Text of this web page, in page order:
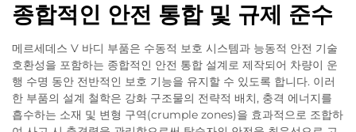
종합적인 안전 통합 및 규제 준수
메르세데스 V 바디 부품은 수동적 보호 시스템과 능동적 안전 기술
호환성을 포함하는 종합적인 안전 통합 설계로 제작되어 차량이 운
행 수명 동안 전반적인 보호 기능을 유지할 수 있도록 합니다. 이러
한 부품의 설계 철학은 강화 구조물의 전략적 배치, 충격 에너지를
흡수하는 소재 및 변형 구역(crumple zones)을 효과적으로 조합하